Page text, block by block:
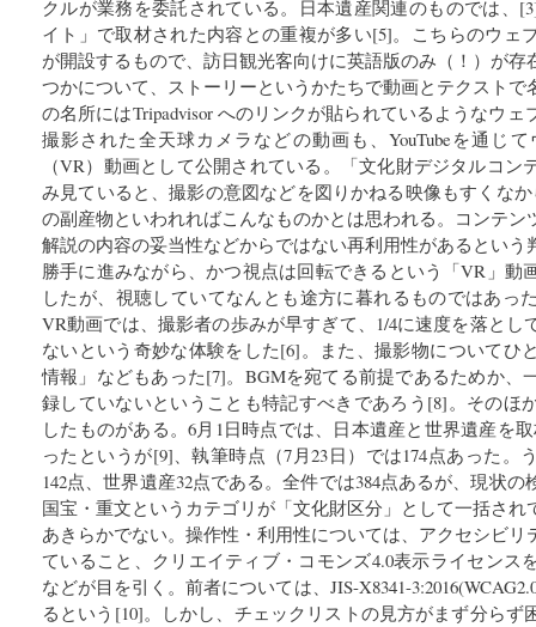
クルが業務を委託されている。日本遺産関連のものでは、
イト」で取材された内容との重複が多い[5]。こちらのウェ
が開設するもので、訪日観光客向けに英語版のみ（！）が
つかについて、ストーリーというかたちで動画とテクストで
の名所にはTripadvisor へのリンクが貼られているようなウ
撮影された全天球カメラなどの動画も、YouTubeを通じ
（VR）動画として公開されている。「文化財デジタルコン
み見ていると、撮影の意図などを図りかねる映像もすくな
の副産物といわれればこんなものかとは思われる。コンテン
解説の内容の妥当性などからではない再利用性があるという
勝手に進みながら、かつ視点は回転できるという「VR」動
したが、視聴していてなんとも途方に暮れるものではあっ
VR動画では、撮影者の歩みが早すぎて、1/4に速度を落とし
ないという奇妙な体験をした[6]。また、撮影物についてひ
情報」などもあった[7]。BGMを宛てる前提であるためか、
録していないということも特記すべきであろう[8]。そのほ
したものがある。6月1日時点では、日本遺産と世界遺産を
ったというが[9]、執筆時点（7月23日）では174点あった。
142点、世界遺産32点である。全件では384点あるが、現状
国宝・重文というカテゴリが「文化財区分」として一括さ
あきらかでない。操作性・利用性については、アクセシビ
ていること、クリエイティブ・コモンズ4.0表示ライセンス
などが目を引く。前者については、JIS-X8341-
るという[10]。しかし、チェックリストの見方がまず分らず